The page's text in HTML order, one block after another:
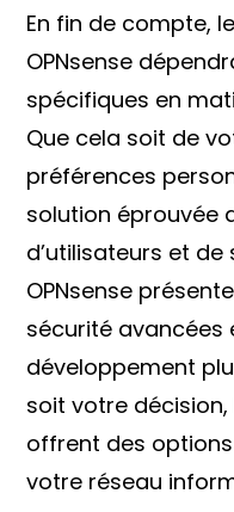
En fin de compte,
OPNsense
spécifiques en
Que cela soit de
préférences
solution éprouvée
d’utilisateurs et
OPNsense
sécurité avancées
développement
soit votre
offrent des
votre réseau